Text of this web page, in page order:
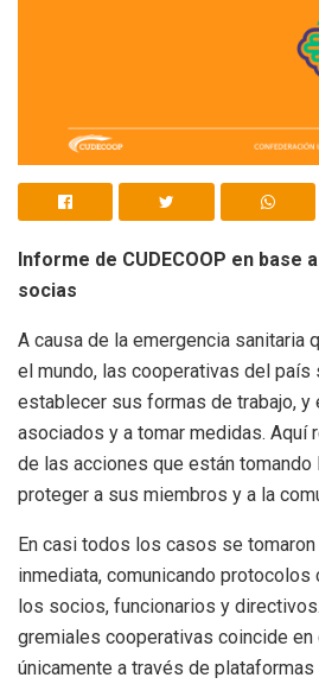
Informe de CUDECOOP en base
socias
A causa de la emergencia sanitaria
el mundo, las cooperativas del país
establecer sus formas de trabajo, y
asociados y a tomar medidas. Aquí
de las acciones que están tomando
proteger a sus miembros y a la
En casi todos los casos se
inmediata, comunicando protocolos
los socios, funcionarios y
gremiales cooperativas coincide en
únicamente a través de